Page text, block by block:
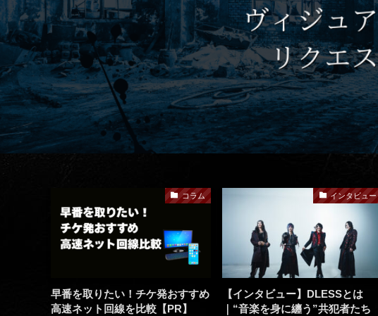
コラム
早番を取りたい！チケ発おすすめ
高速ネット回線を比較【PR】
インタビュー
【インタビュー】DLESSとは
｜“音楽を身に纏う”共犯者たち